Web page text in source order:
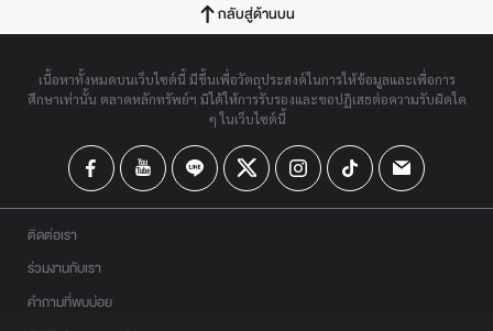
กลับสู่ด้านบน
เนื้อหาทั้งหมดบนเว็บไซต์นี้ มีขึ้นเพื่อวัตถุประสงค์ในการให้ข้อมูลและเพื่อการ
ศึกษาเท่านั้น ตลาดหลักทรัพย์ฯ มิได้ให้การรับรองและขอปฏิเสธต่อความรับผิดใด
ๆ ในเว็บไซต์นี้
ติดต่อเรา
ร่วมงานกับเรา
คำถามที่พบบ่อย